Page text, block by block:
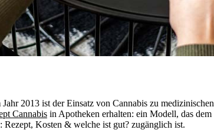
2013 ist der Einsatz von Cannabis zu medizinischen
Cannabis in Apotheken erhalten: ein Modell, das dem
Kosten & welche ist gut? zugänglich ist.